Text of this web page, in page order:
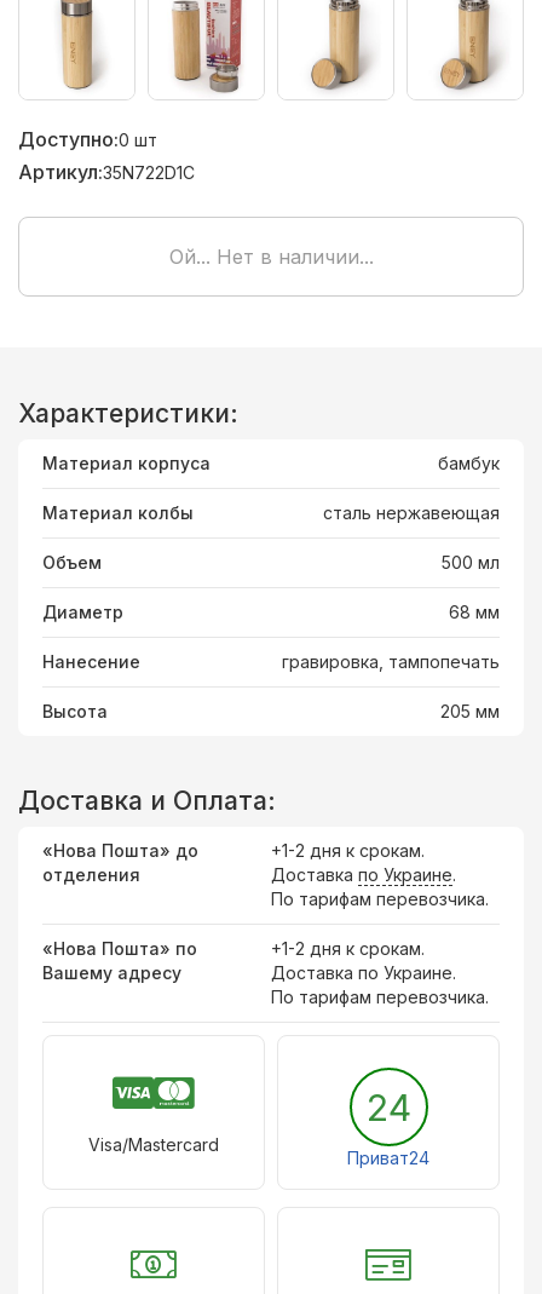
Доступно:0 шт
Артикул:35N722D1C
Ой... Нет в наличии...
Характеристики:
Материал корпуса бамбук
Материал колбы сталь нержавеющая
Объем 500 мл
Диаметр 68 мм
Нанесение гравировка, тампопечать
Высота 205 мм
Доставка и Оплата:
«Нова Пошта» до
отделения
+1-2 дня к срокам.
Доставка по Украине.
По тарифам перевозчика.
«Нова Пошта» по
Вашему адресу
+1-2 дня к срокам.
Доставка по Украине.
По тарифам перевозчика.
Visa/Mastercard
24
Приват24